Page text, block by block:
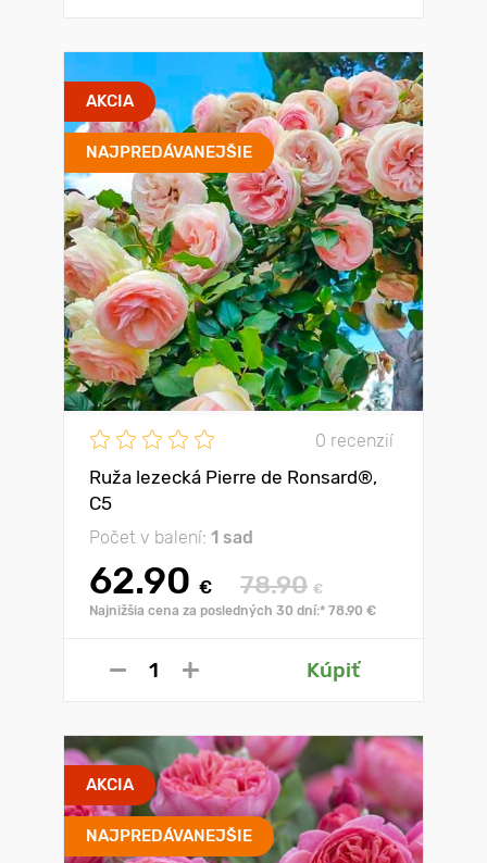
AKCIA
NAJPREDÁVANEJŠIE
0 recenzií
Ruža lezecká Pierre de Ronsard®,
C5
Počet v balení: 1 sad
62.90 € 78.90 €
Najnižšia cena za posledných 30 dní:* 78.90 €
Kúpiť
AKCIA
NAJPREDÁVANEJŠIE